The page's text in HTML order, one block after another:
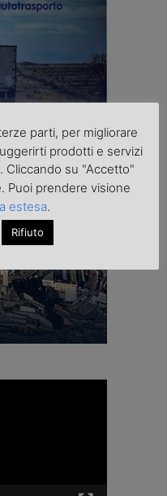
parti, per migliorare
prodotti e servizi
Cliccando su "Accetto"
Puoi prendere visione
estesa.
Rifiuto